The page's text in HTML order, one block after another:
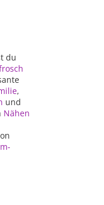
du
,
und
Nähen